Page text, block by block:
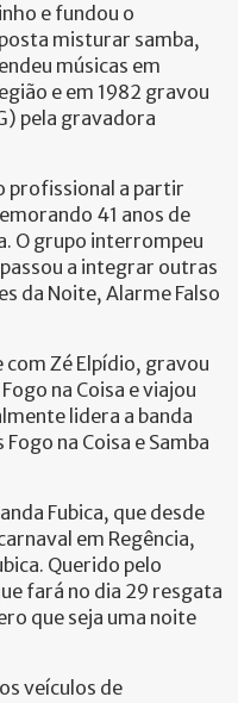
e fundou o
misturar samba,
músicas em
e em 1982 gravou
pela gravadora
profissional a partir
41 anos de
O grupo interrompeu
a integrar outras
da Noite, Alarme Falso
com Zé Elpídio, gravou
na Coisa e viajou
lidera a banda
na Coisa e Samba
Fubica, que desde
em Regência,
Querido pelo
fará no dia 29 resgata
que seja uma noite
veículos de